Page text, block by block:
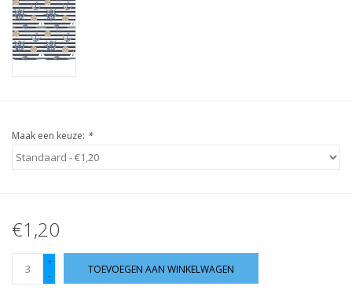
Cadeaubonnen
Maak een keuze: *
€1,20
+
-
TOEVOEGEN AAN WINKELWAGEN